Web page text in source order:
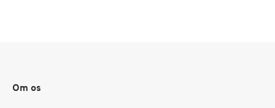
Om os